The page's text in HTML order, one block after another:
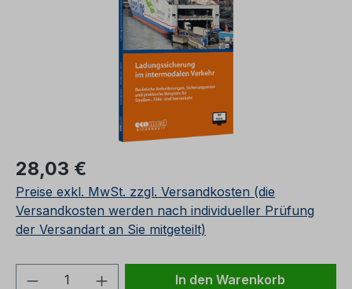
Regulärer Preis:
28,03 €
Preise exkl. MwSt. zzgl. Versandkosten (die
Versandkosten werden nach individueller Prüfung
der Versandart an Sie mitgeteilt)
Produkt Anzahl: Gib denIn den Warenkorb